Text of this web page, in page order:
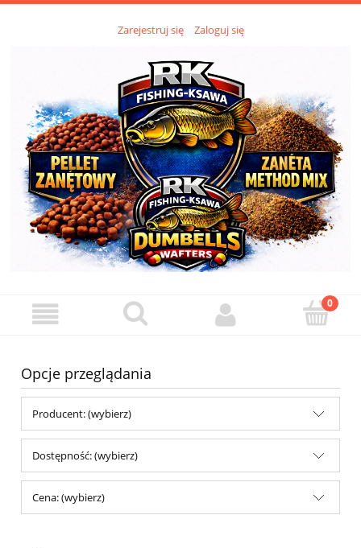
Zarejestruj się Zaloguj się
Opcje przeglądania
Producent: (wybierz)
Dostępność: (wybierz)
Cena: (wybierz)